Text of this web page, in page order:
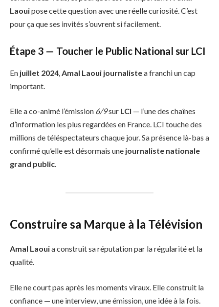
Laouipose cette question avec une réelle curiosité. C’est
pour ça que ses invités s’ouvrent si facilement.
Étape 3 — Toucher le Public National sur LCI
En juillet 2024 Amal Laoui journalistea franchi un cap
important.
Elle a co-animé l’émission 6/9sur LCI — l’une des chaînes
d’information les plus regardées en France. LCI touche des
millions de téléspectateurs chaque jour. Sa présence là-bas a
confirmé qu’elle est désormais une journaliste nationale
grand public.
Construire sa Marque à la Télévision
Amal Laouia construit sa réputation par la régularité et la
qualité.
Elle ne court pas après les moments viraux. Elle construit la
confiance — une interview, une émission, une idée à la fois.